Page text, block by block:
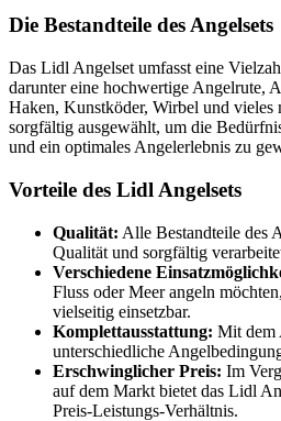
Die Bestandteile des Angelsets
Das Lidl Angelset umfasst eine
darunter eine hochwertige Angelrute,
Haken, Kunstköder, Wirbel und vieles
sorgfältig ausgewählt, um die
und ein optimales Angelerlebnis zu
Vorteile des Lidl Angelsets
Qualität: Alle Bestandteile des
Qualität und sorgfältig
Verschiedene
Fluss oder Meer angeln
vielseitig einsetzbar.
Komplettausstattung: Mit dem
unterschiedliche
Erschwinglicher Preis: Im
auf dem Markt bietet das Lidl
Preis-Leistungs-Verhältnis.